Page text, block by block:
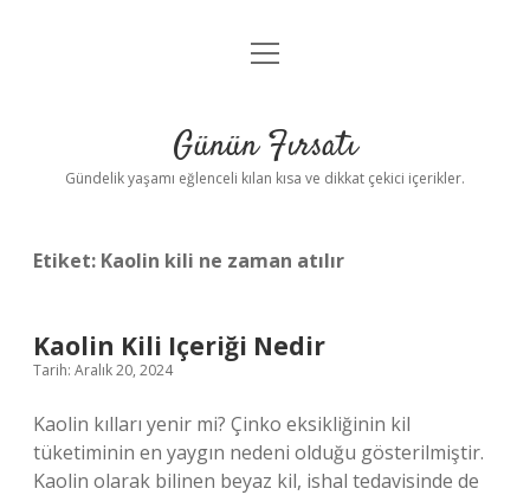
Anasayfa
Yasal Uyarı
menüyü
Günün Fırsatı
Gündelik yaşamı eğlenceli kılan kısa ve dikkat çekici içerikler.
Etiket: Kaolin kili ne zaman atılır
Kaolin Kili Içeriği Nedir
Tarih: Aralık 20, 2024
Kaolin kılları yenir mi? Çinko eksikliğinin kil
tüketiminin en yaygın nedeni olduğu gösterilmiştir.
Kaolin olarak bilinen beyaz kil, ishal tedavisinde de